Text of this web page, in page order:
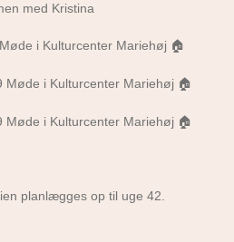
med Kristina
i Kulturcenter Mariehøj 🏠
Møde i Kulturcenter Mariehøj 🏠
Møde i Kulturcenter Mariehøj 🏠
planlægges op til uge 42.